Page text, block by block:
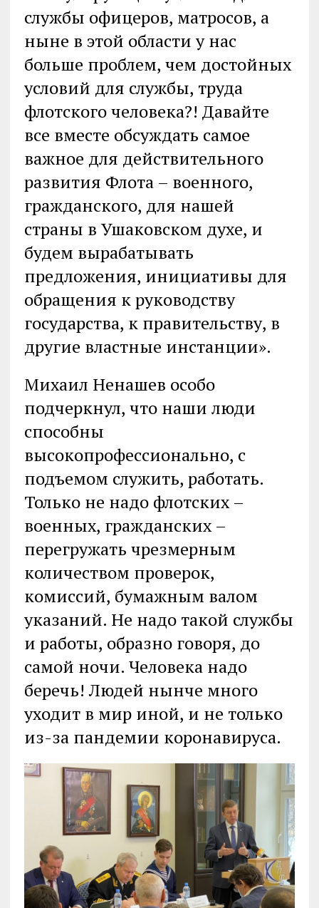
службы офицеров, матросов, а
ныне в этой области у нас
больше проблем, чем достойных
условий для службы, труда
флотского человека?! Давайте
все вместе обсуждать самое
важное для действительного
развития Флота – военного,
гражданского, для нашей
страны в Ушаковском духе, и
будем вырабатывать
предложения, инициативы для
обращения к руководству
государства, к правительству, в
другие властные инстанции».
Михаил Ненашев особо
подчеркнул, что наши люди
способны
высокопрофессионально, с
подъемом служить, работать.
Только не надо флотских –
военных, гражданских –
перегружать чрезмерным
количеством проверок,
комиссий, бумажным валом
указаний. Не надо такой службы
и работы, образно говоря, до
самой ночи. Человека надо
беречь! Людей нынче много
уходит в мир иной, и не только
из-за пандемии коронавируса.